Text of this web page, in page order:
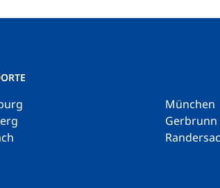
München
Gerbrunn